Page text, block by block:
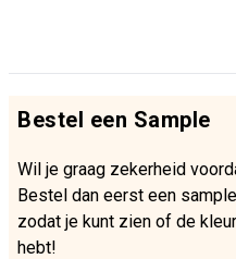
Bestel een Sample
Wil je graag zekerheid
Bestel dan eerst een
zodat je kunt zien of de
hebt!